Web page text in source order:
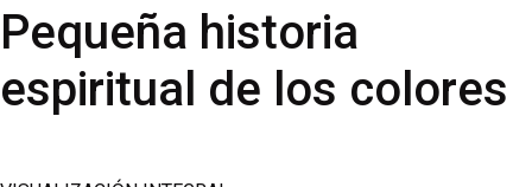
Pequeña historia
espiritual de los colores